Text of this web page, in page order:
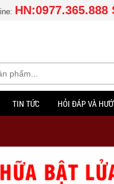
HN:0977.365.888
TIN TỨC HỎI ĐÁP VÀ